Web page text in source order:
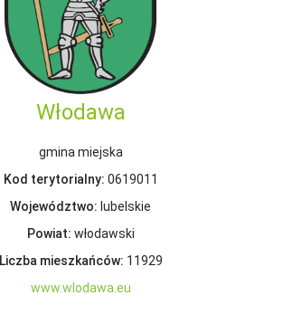
Włodawa
gmina miejska
Kod terytorialny: 0619011
Województwo: lubelskie
Powiat: włodawski
Liczba mieszkańców: 11929
www.wlodawa.eu